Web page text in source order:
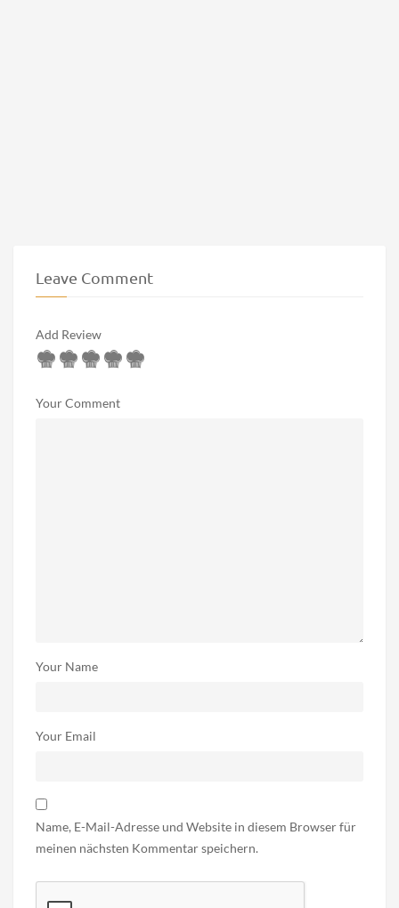
Leave Comment
Add Review
Your Comment
Your Name
Your Email
Name, E-Mail-Adresse und Website in diesem Browser für
meinen nächsten Kommentar speichern.